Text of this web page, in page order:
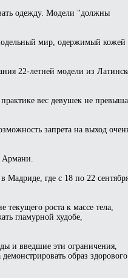
одежду. Модели "должны
мир, одержимый кожей
22-летней модели из
вес девушек не
запрета на выход
Мадриде, где с 18 по 22
роста к массе тела,
гламурной худобе,
и введшие эти ограничения,
образ здорового